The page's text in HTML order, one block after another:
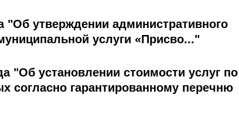
"Об утверждении административного
услуги «Присво..."
"Об установлении стоимости услуг по
согласно гарантированному перечню